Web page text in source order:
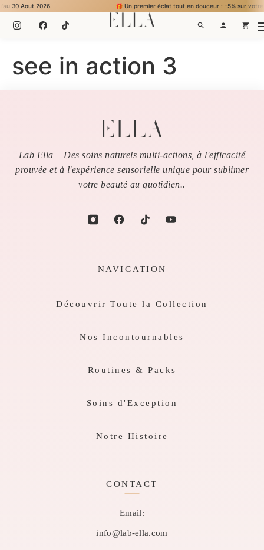
Aout 2026. 🎁 Un premier éclat tout en douceur : -5% sur votre
see in action 3
Lab Ella – Des soins naturels multi-actions, à l'efficacité
prouvée et à l'expérience sensorielle unique pour sublimer
votre beauté au quotidien..
NAVIGATION
Découvrir Toute la Collection
Nos Incontournables
Routines & Packs
Soins d'Exception
Notre Histoire
CONTACT
Email:
info@lab-ella.com